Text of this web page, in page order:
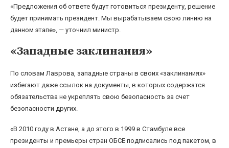
«Предложения об ответе будут готовиться президенту, решение
будет принимать президент. Мы вырабатываем свою линию на
данном этапе», — уточнил министр.
«Западные заклинания»
По словам Лаврова, западные страны в своих «заклинаниях»
избегают даже ссылок на документы, в которых содержатся
обязательства не укреплять свою безопасность за счет
безопасности других.
«В 2010 году в Астане, а до этого в 1999 в Стамбуле все
президенты и премьеры стран ОБСЕ подписались под пакетом, в